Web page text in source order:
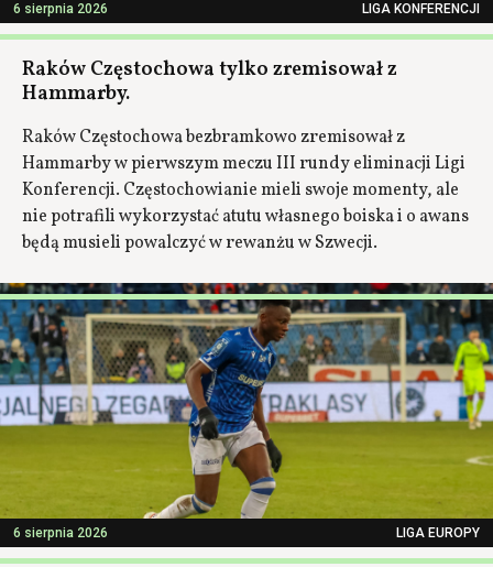
6 sierpnia 2026 LIGA KONFERENCJI
Raków Częstochowa tylko zremisował z
Hammarby.
Raków Częstochowa bezbramkowo zremisował z
Hammarby w pierwszym meczu III rundy eliminacji Ligi
Konferencji. Częstochowianie mieli swoje momenty, ale
nie potrafili wykorzystać atutu własnego boiska i o awans
będą musieli powalczyć w rewanżu w Szwecji.
6 sierpnia 2026 LIGA EUROPY